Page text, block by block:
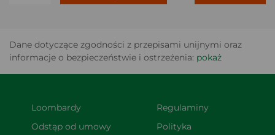
Dane dotyczące zgodności z przepisami unijnymi oraz
informacje o bezpieczeństwie i ostrzeżenia: pokaż
Loombardy
Odstąp od umowy
Regulaminy
Polityka